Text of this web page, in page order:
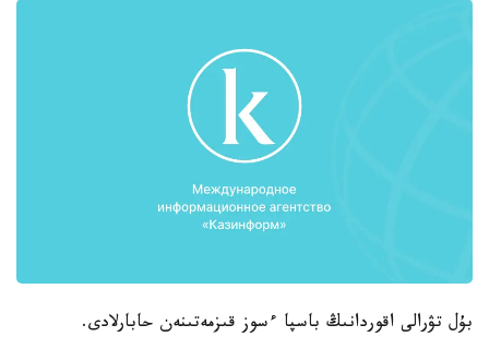
بۇل تۋرالى اقوردانىڭ باسپا ءسوز قىزمەتىنەن حابارلادى.